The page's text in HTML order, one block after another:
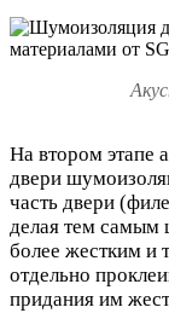
На втором этапе
двери
часть двери
делая тем самым
более жестким и
отдельно
придания им